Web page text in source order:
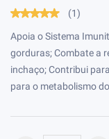
(1)
Apoia o Sistema
gorduras; Combate a
inchaço; Contribui
para o metabolismo